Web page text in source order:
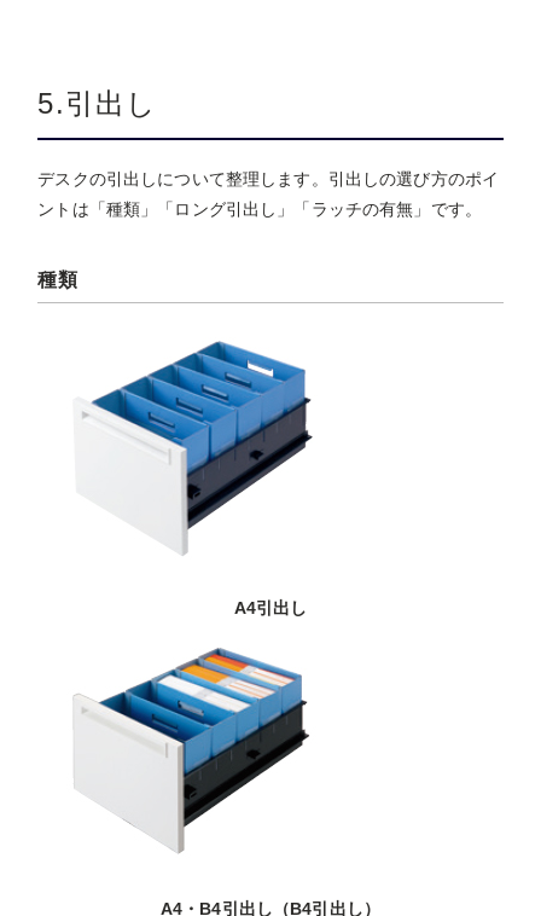
5.引出し
デスクの引出しについて整理します。引出しの選び方のポイ
ントは「種類」「ロング引出し」「ラッチの有無」です。
種類
A4引出し
A4・B4引出し（B4引出し）